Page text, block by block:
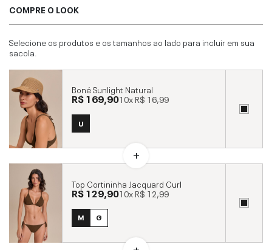
COMPRE O LOOK
Selecione os produtos e os tamanhos ao lado para incluir em sua
sacola.
Boné Sunlight Natural
R$ 169,9010xR$ 16,99
U
Top Cortininha Jacquard Curl
R$ 129,9010xR$ 12,99
M G